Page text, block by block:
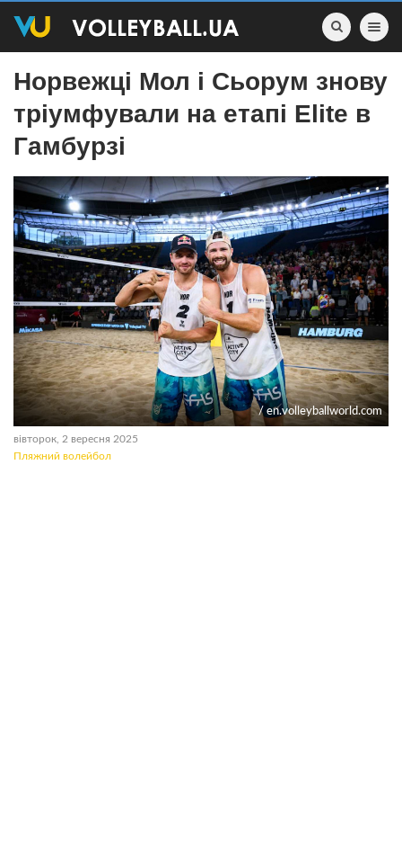
Toggle
Норвежці Мол і Сьорум знову
тріумфували на етапі Elite в
Гамбурзі
/ en.volleyballworld.com
вівторок, 2 вересня 2025
Пляжний волейбол